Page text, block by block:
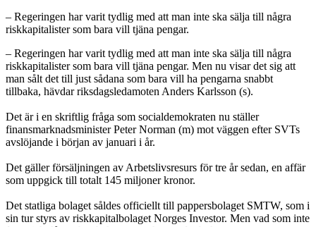
– Regeringen har varit tydlig med att man inte ska sälja till några
riskkapitalister som bara vill tjäna pengar.
– Regeringen har varit tydlig med att man inte ska sälja till några
riskkapitalister som bara vill tjäna pengar. Men nu visar det sig att
man sålt det till just sådana som bara vill ha pengarna snabbt
tillbaka, hävdar riksdagsledamoten Anders Karlsson (s).
Det är i en skriftlig fråga som socialdemokraten nu ställer
finansmarknadsminister Peter Norman (m) mot väggen efter SVTs
avslöjande i början av januari i år.
Det gäller försäljningen av Arbetslivsresurs för tre år sedan, en affär
som uppgick till totalt 145 miljoner kronor.
Det statliga bolaget såldes officiellt till pappersbolaget SMTW, som i
sin tur styrs av riskkapitalbolaget Norges Investor. Men vad som inte